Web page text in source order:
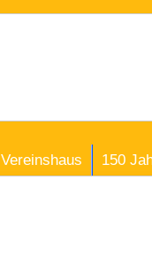
Vereinshaus 150